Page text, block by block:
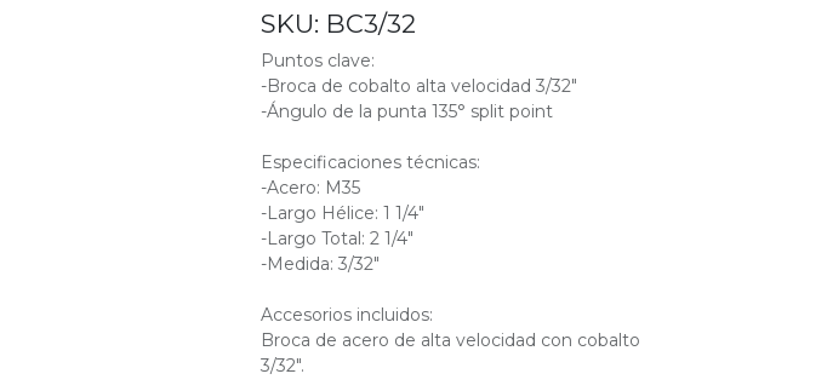
SKU: BC3/32
Puntos clave:
-Broca de cobalto alta velocidad 3/32"
-Ángulo de la punta 135° split point
Especificaciones técnicas:
-Acero: M35
-Largo Hélice: 1 1/4"
-Largo Total: 2 1/4"
-Medida: 3/32"
Accesorios incluidos:
Broca de acero de alta velocidad con cobalto
3/32".